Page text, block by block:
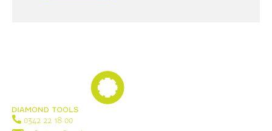
0342 22 18 00